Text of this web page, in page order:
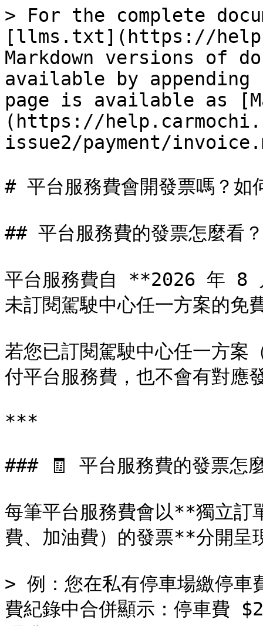
> For the complete
[llms.txt](https://
Markdown versions of
available by
page is available as
(https://
issue2/payment/
# 平台服務費會開發票嗎？如
## 平台服務費的發票怎麼看？
平台服務費自 **2026 年 8
未訂閱駕駛中心任一方案的免
若您已訂閱駕駛中心任一
付平台服務費，也不會有對應
***
### 🧾 平台服務費的發票怎
每筆平台服務費會以**獨立訂
費、加油費）的發票**分開呈
> 例：您在私有停車場繳停
費紀錄中合併顯示：停車費